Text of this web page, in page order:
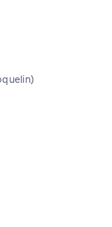
основе 1 оценок